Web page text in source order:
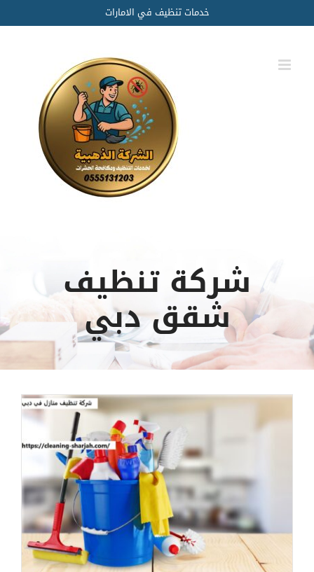
to
content
خدمات تنظيف في الامارات
شركة تنظيف
شقق دبي